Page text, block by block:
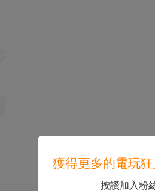
獲得更多的電玩
按讚加入粉